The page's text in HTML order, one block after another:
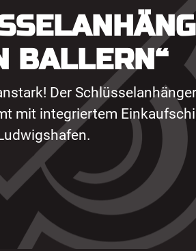
BALLERN“
Der Schlüsselanhänger
mit integriertem